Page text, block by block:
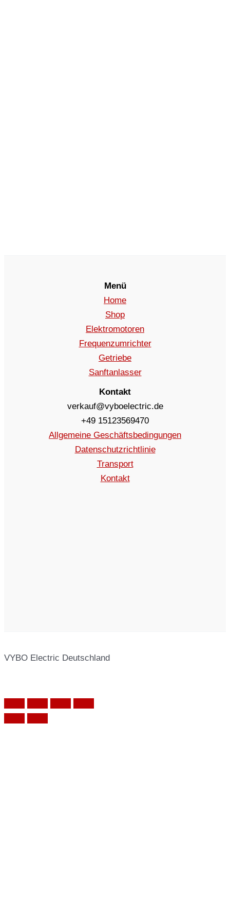
Menü
Home
Shop
Elektromotoren
Frequenzumrichter
Getriebe
Sanftanlasser
Kontakt
verkauf@vyboelectric.de
+49 15123569470
Allgemeine Geschäftsbedingungen
Datenschutzrichtlinie
Transport
Kontakt
VYBO Electric Deutschland